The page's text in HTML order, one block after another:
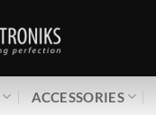
ACCESSORIES